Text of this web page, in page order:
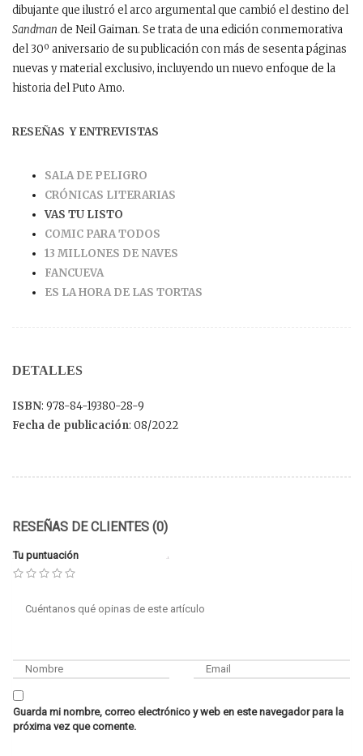
dibujante que ilustró el arco argumental que cambió el destino del
Sandman de Neil Gaiman. Se trata de una edición conmemorativa
del 30º aniversario de su publicación con más de sesenta páginas
nuevas y material exclusivo, incluyendo un nuevo enfoque de la
historia del Puto Amo.
RESEÑAS Y ENTREVISTAS
SALA DE PELIGRO
CRÓNICAS LITERARIAS
VAS TU LISTO
COMIC PARA TODOS
13 MILLONES DE NAVES
FANCUEVA
ES LA HORA DE LAS TORTAS
DETALLES
ISBN: 978-84-19380-28-9
Fecha de publicación: 08/2022
RESEÑAS DE CLIENTES (0)
Tu puntuación
Guarda mi nombre, correo electrónico y web en este navegador para la
próxima vez que comente.